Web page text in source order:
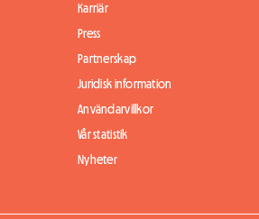
Karriär
Press
Partnerskap
Juridisk information
Användarvillkor
Vår statistik
Nyheter